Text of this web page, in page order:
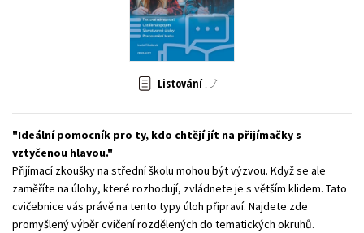
Zahraniční literatura
Všechny tituly
Listování
Ideální pomocník pro ty, kdo chtějí jít na přijímačky s
vztyčenou hlavou.
Přijímací zkoušky na střední školu mohou být výzvou. Když se ale
zaměříte na úlohy, které rozhodují, zvládnete je s větším klidem. Tato
cvičebnice vás právě na tento typy úloh připraví. Najdete zde
promyšlený výběr cvičení rozdělených do tematických okruhů.